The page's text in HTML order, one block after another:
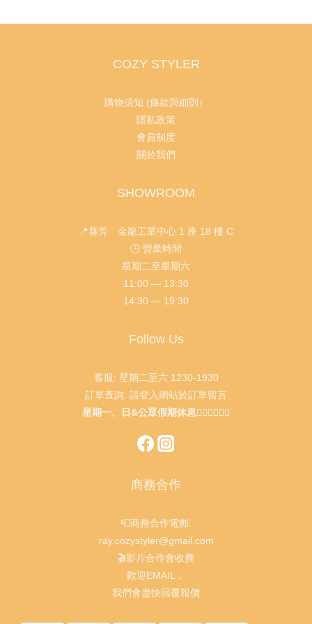
COZY STYLER
購物須知 (條款與細則）
隱私政策
會員制度
關於我們
SHOWROOM
📍葵芳 金龍工業中心 1 座 18 樓 C
🕒 營業時間
星期二至星期六
11:00 — 13:30
14:30 — 19:30
Follow Us
客服: 星期二至六 1230-1930
訂單查詢: 請登入網站於訂單留言
星期一、日&公眾假期休息🙇🏻‍♂️🙇🏻‍♀️
商務合作
📮商務合作電郵:
ray.cozystyler@gmail.com
🎬影片合作會收費
歡迎EMAIL，
我們會盡快回覆報價